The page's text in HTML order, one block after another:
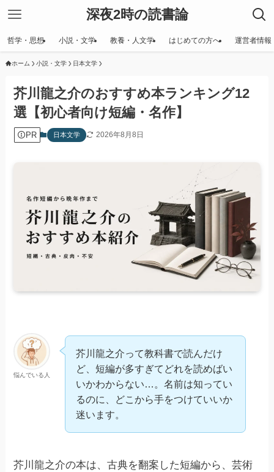
深夜2時の読書論
哲学・思想 小説・文学 教養・人文学 はじめての方へ 運営者情報
ホーム 小説・文学 日本文学
芥川龍之介のおすすめ本ランキング12
選【初心者向け短編・名作】
PR 日本文学 2026年8月8日
悩んでいる人
芥川龍之介って教科書で読んだけ
ど、短編が多すぎてどれを読めばい
いかわからない…。名前は知ってい
るのに、どこから手をつけていいか
迷います。
芥川龍之介の本は、古典を翻案した短編から、芸術